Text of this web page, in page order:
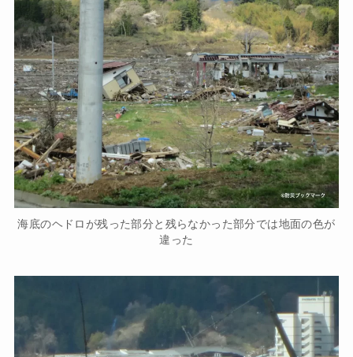
海底のヘドロが残った部分と残らなかった部分では地面の色が
違った